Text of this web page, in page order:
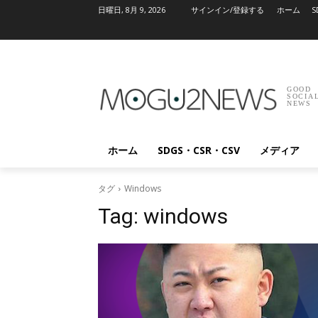
日曜日, 8月 9, 2026 サインイン/登録する ホーム
GOOD
NEWS
ホーム SDGS・CSR・CSV メディア
タグ Windows
Tag: windows